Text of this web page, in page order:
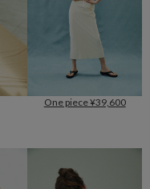
One piece ¥39,600